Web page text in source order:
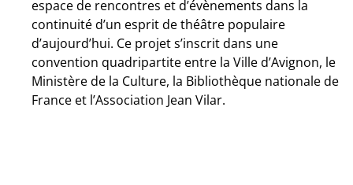
espace de rencontres et d’évènements dans la
continuité d’un esprit de théâtre populaire
d’aujourd’hui. Ce projet s’inscrit dans une
convention quadripartite entre la Ville d’Avignon, le
Ministère de la Culture, la Bibliothèque nationale de
France et l’Association Jean Vilar.